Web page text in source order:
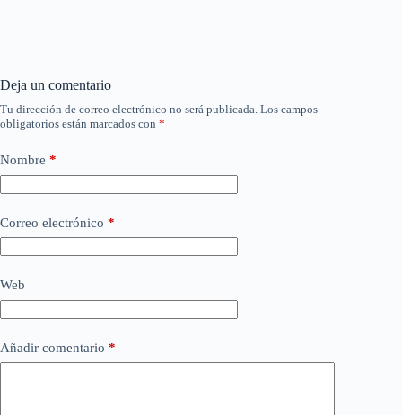
Deja un comentario
Tu dirección de correo electrónico no será publicada. Los campos
obligatorios están marcados con *
Nombre *
Correo electrónico *
Web
Añadir comentario *